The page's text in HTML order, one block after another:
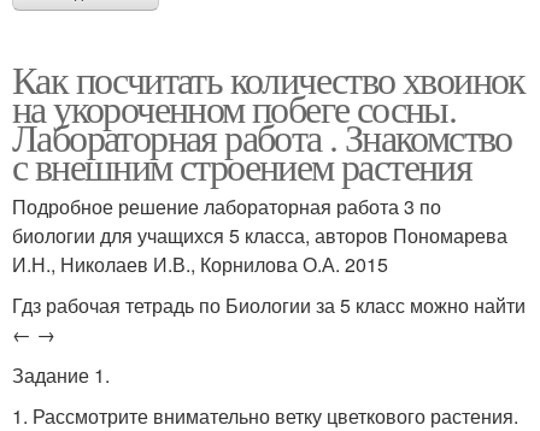
Как посчитать количество хвоинок
на укороченном побеге сосны.
Лабораторная работа . Знакомство
с внешним строением растения
Подробное решение лабораторная работа 3 по
биологии для учащихся 5 класса, авторов Пономарева
И.Н., Николаев И.В., Корнилова О.А. 2015
Гдз рабочая тетрадь по Биологии за 5 класс можно найти
← →
Задание 1.
1. Рассмотрите внимательно ветку цветкового растения.